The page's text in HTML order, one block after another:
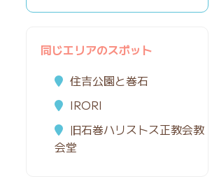
同じエリアのスポット
住吉公園と巻石
IRORI
旧石巻ハリストス正教会教
会堂